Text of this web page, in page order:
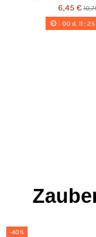
6,45 €
00d. 11:25
-40%